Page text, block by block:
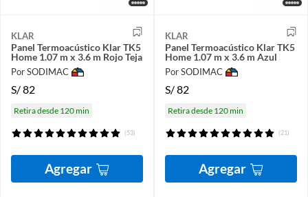
KLAR
Panel Termoacústico Klar TK5
Home 1.07 m x 3.6 m Rojo Teja
Por SODIMAC
S/82
Retira desde 120 min
(53)
Agregar
KLAR
Panel Termoacústico Klar TK5
Home 1.07 m x 3.6 m Azul
Por SODIMAC
S/82
Retira desde 120 min
(21)
Agregar